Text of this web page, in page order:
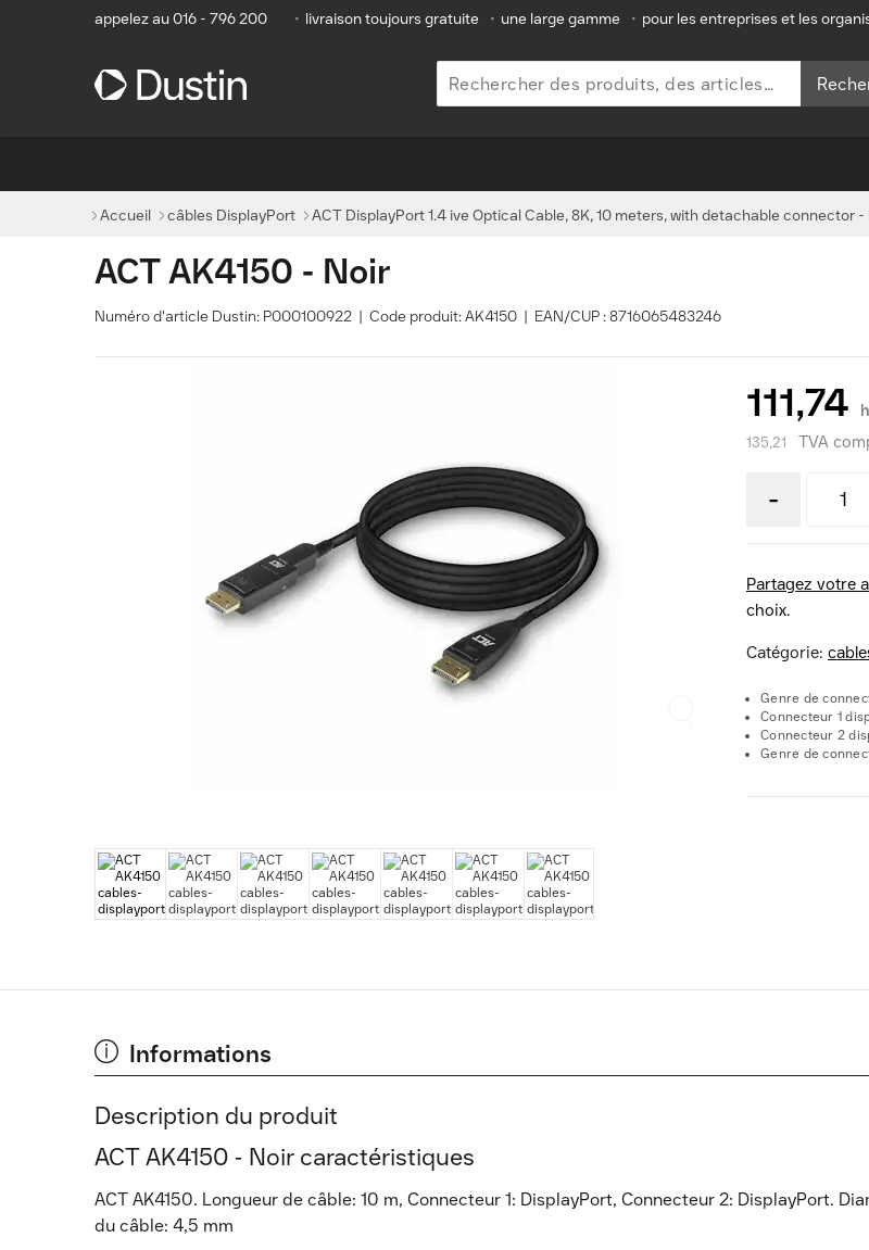
appelez au 016 - 796 200 • livraison toujours gratuite • une large gamme • pour les entreprises et les
Accueil câbles DisplayPort ACT DisplayPort 1.4 ive Optical Cable, 8K, 10 meters, with detachable connector -
ACT AK4150 - Noir
Numéro d'article Dustin: P000100922 | Code produit: AK4150 | EAN/CUP : 8716065483246
111,74
135,21 TVA
-
Partagez votre
choix.
Catégorie:
Genre de
Connecteur 1
Connecteur 2
Genre de
Informations
Description du produit
ACT AK4150 - Noir caractéristiques
ACT AK4150. Longueur de câble: 10 m, Connecteur 1: DisplayPort, Connecteur 2: DisplayPort.
du câble: 4,5 mm